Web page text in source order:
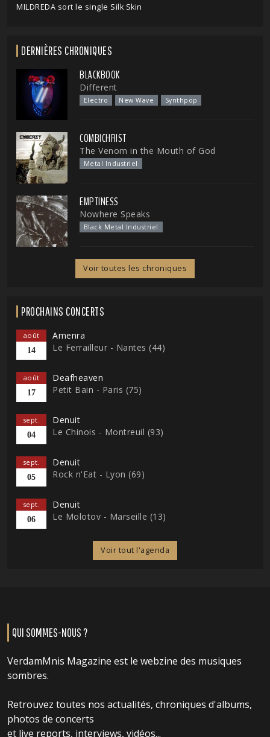
MILDREDA sort le single Silk Skin
DERNIÈRES CHRONIQUES
BLACKBOOK
Different
Electro New Wave Synthpop
COMBICHRIST
The Venom in the Mouth of God
Metal Industriel
EMPTINESS
Nowhere Speaks
Black Metal Industriel
Voir toutes les chroniques
PROCHAINS CONCERTS
août
14
Amenra
Le Ferrailleur - Nantes (44)
août
17
Deafheaven
Petit Bain - Paris (75)
sept.
04
Denuit
Le Chinois - Montreuil (93)
sept.
05
Denuit
Rock n'Eat - Lyon (69)
sept.
06
Denuit
Le Molotov - Marseille (13)
Voir tout l'agenda
QUI SOMMES-NOUS ?
VerdamMnis Magazine est le webzine des musiques
sombres.
Retrouvez toutes nos actualités, chroniques d'albums,
photos de concerts
et live reports, interviews, vidéos...